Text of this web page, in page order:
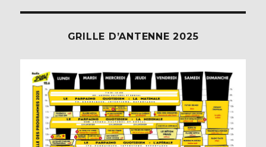
GRILLE D’ANTENNE 2025